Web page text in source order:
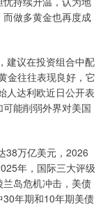
做多黄金也再度成
议在投资组合中配
金往往表现良好，它
人达利欧近日公开表
能削弱外界对美国
万亿美元，2026
年，国际三大评级
岛危机冲击，美债
年期和10年期美债